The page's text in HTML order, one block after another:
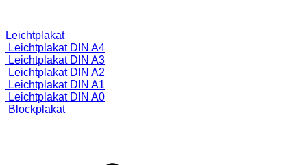
Leichtplakat
Leichtplakat DIN A4
Leichtplakat DIN A3
Leichtplakat DIN A2
Leichtplakat DIN A1
Leichtplakat DIN A0
Blockplakat